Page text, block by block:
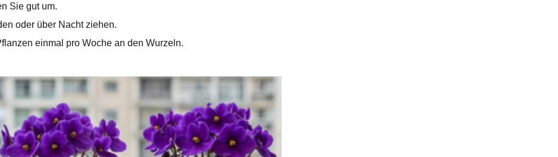
Sie gut um.
oder über Nacht ziehen.
einmal pro Woche an den Wurzeln.